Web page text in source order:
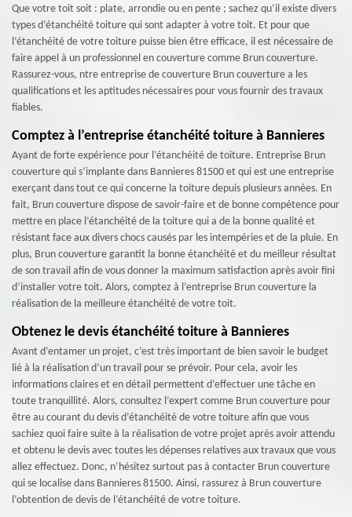
Que votre toit soit : plate, arrondie ou en pente ; sachez qu’il existe divers
types d’étanchéité toiture qui sont adapter à votre toit. Et pour que
l’étanchéité de votre toiture puisse bien être efficace, il est nécessaire de
faire appel à un professionnel en couverture comme Brun couverture.
Rassurez-vous, ntre entreprise de couverture Brun couverture a les
qualifications et les aptitudes nécessaires pour vous fournir des travaux
fiables.
Comptez à l’entreprise étanchéité toiture à Bannieres
Ayant de forte expérience pour l’étanchéité de toiture. Entreprise Brun
couverture qui s’implante dans Bannieres 81500 et qui est une entreprise
exerçant dans tout ce qui concerne la toiture depuis plusieurs années. En
fait, Brun couverture dispose de savoir-faire et de bonne compétence pour
mettre en place l’étanchéité de la toiture qui a de la bonne qualité et
résistant face aux divers chocs causés par les intempéries et de la pluie. En
plus, Brun couverture garantit la bonne étanchéité et du meilleur résultat
de son travail afin de vous donner la maximum satisfaction après avoir fini
d’installer votre toit. Alors, comptez à l’entreprise Brun couverture la
réalisation de la meilleure étanchéité de votre toit.
Obtenez le devis étanchéité toiture à Bannieres
Avant d’entamer un projet, c’est très important de bien savoir le budget
lié à la réalisation d’un travail pour se prévoir. Pour cela, avoir les
informations claires et en détail permettent d’effectuer une tâche en
toute tranquillité. Alors, consultez l’expert comme Brun couverture pour
être au courant du devis d’étanchéité de votre toiture afin que vous
sachiez quoi faire suite à la réalisation de votre projet après avoir attendu
et obtenu le devis avec toutes les dépenses relatives aux travaux que vous
allez effectuez. Donc, n’hésitez surtout pas à contacter Brun couverture
qui se localise dans Bannieres 81500. Ainsi, rassurez à Brun couverture
l’obtention de devis de l’étanchéité de votre toiture.